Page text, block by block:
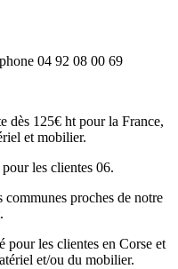
04 92 08 00 69
dès 125€ ht pour la France,
et mobilier.
les clientes 06.
proches de notre
pour les clientes en Corse et
et/ou du mobilier.